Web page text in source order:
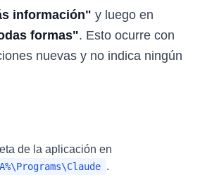
información" y luego en
formas". Esto ocurre con
nuevas y no indica ningún
de la aplicación en
.